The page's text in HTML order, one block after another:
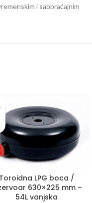
i saobraćajnim
Toroidna LPG boca /
630×225 mm –
54L vanjska